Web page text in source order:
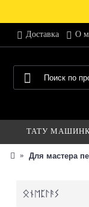
Доставка О
ТАТУ
Для мастера